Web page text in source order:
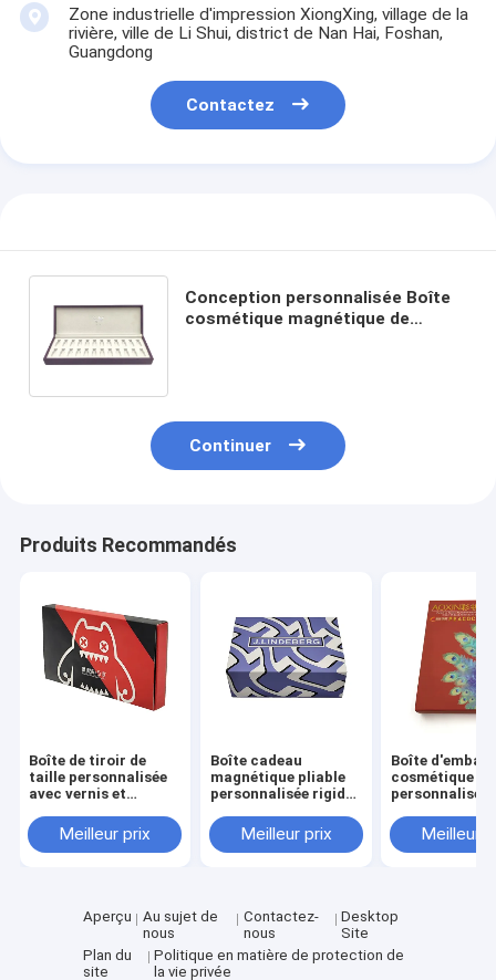
Zone industrielle d'impression XiongXing, village de la
rivière, ville de Li Shui, district de Nan Hai, Foshan,
Guangdong
Contactez
Conception personnalisée Boîte
cosmétique magnétique de
Continuer
Produits Recommandés
Boîte de tiroir de
taille personnalisée
avec vernis et
mat pour emballage
cosmétique
Meilleur prix
Boîte cadeau
magnétique pliable
personnalisée rigide
3-7 jours de temps
d'échantillonnage et
Meilleur prix
Boîte
cosmétique à
personnalisé
et tempsMeilleur
Aperçu
Au sujet de
nous
Contactez-
nous
Desktop
Site
Plan du
site
Politique en matière de protection de
la vie privée